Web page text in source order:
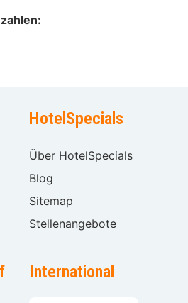
HotelSpecials
Über HotelSpecials
Blog
Sitemap
Stellenangebote
International